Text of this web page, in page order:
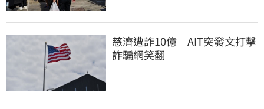
慈濟遭詐10億　AIT突發文打擊
詐騙網笑翻